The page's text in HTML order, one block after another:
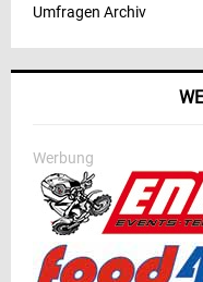
Umfragen Archiv
Werbung